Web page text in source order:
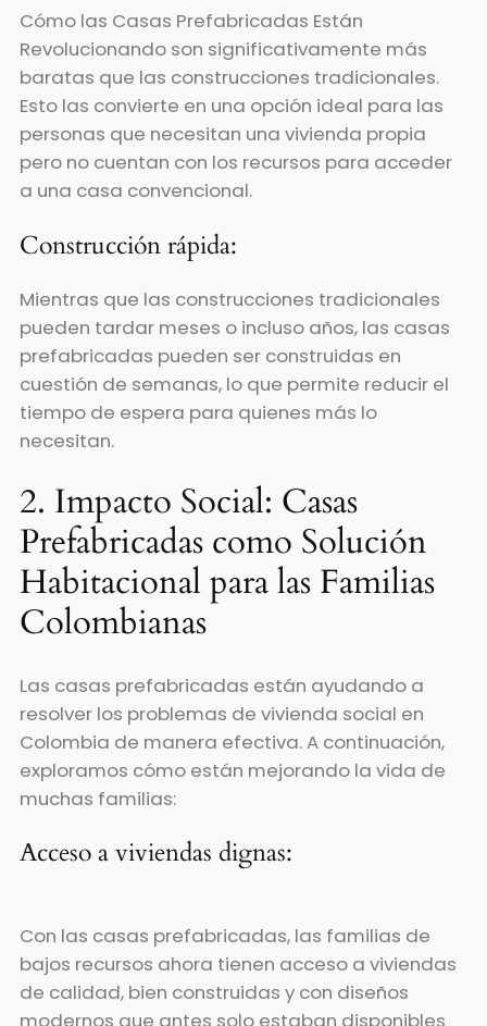
Cómo las Casas Prefabricadas Están
Revolucionando son significativamente más
baratas que las construcciones tradicionales.
Esto las convierte en una opción ideal para las
personas que necesitan una vivienda propia
pero no cuentan con los recursos para acceder
a una casa convencional.
Construcción rápida:
Mientras que las construcciones tradicionales
pueden tardar meses o incluso años, las casas
prefabricadas pueden ser construidas en
cuestión de semanas, lo que permite reducir el
tiempo de espera para quienes más lo
necesitan.
2. Impacto Social: Casas
Prefabricadas como Solución
Habitacional para las Familias
Colombianas
Las casas prefabricadas están ayudando a
resolver los problemas de vivienda social en
Colombia de manera efectiva. A continuación,
exploramos cómo están mejorando la vida de
muchas familias:
Acceso a viviendas dignas:
Con las casas prefabricadas, las familias de
bajos recursos ahora tienen acceso a viviendas
de calidad, bien construidas y con diseños
modernos que antes solo estaban disponibles